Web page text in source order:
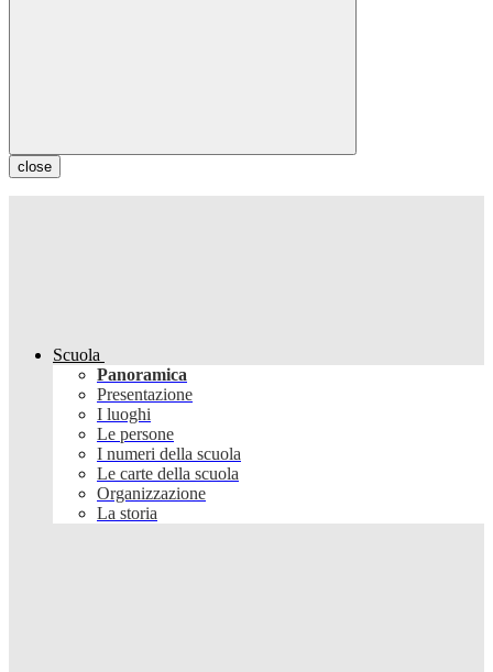
close
Scuola
Panoramica
Presentazione
I luoghi
Le persone
I numeri della scuola
Le carte della scuola
Organizzazione
La storia